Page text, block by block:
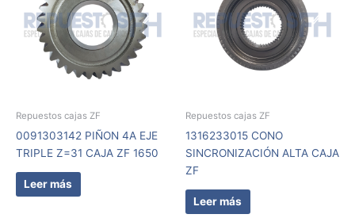
Repuestos cajas ZF
0091303142 PIÑON 4A EJE
TRIPLE Z=31 CAJA ZF 1650
Leer más
Repuestos cajas ZF
1316233015 CONO
SINCRONIZACIÓN ALTA CAJA
ZF
Leer más